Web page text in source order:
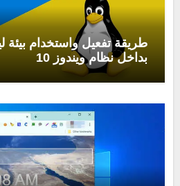
طريقة تفعيل واستخدام بيئة
بداخل نظام ويندوز 10